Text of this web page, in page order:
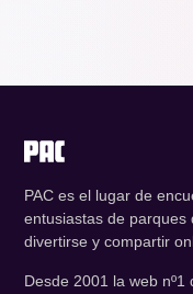
PAC es el lugar de
entusiastas de parques
divertirse y compartir
Desde 2001 la web nº1